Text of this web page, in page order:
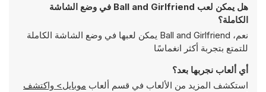
هل يمكن لعب Ball and Girlfriend في وضع الشاشة
الكاملة؟
نعم، Ball and Girlfriend يمكن لعبها في وضع الشاشة الكاملة
للتمتع بتجربة أكثر انغماسًا
أي ألعاب نجربها بعد؟
استكشف المزيد من الألعاب في قسم ألعاب
موبايل> واكتشف